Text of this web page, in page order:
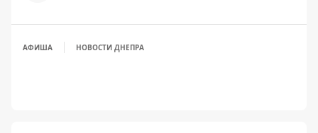
АФИША НОВОСТИ ДНЕПРА